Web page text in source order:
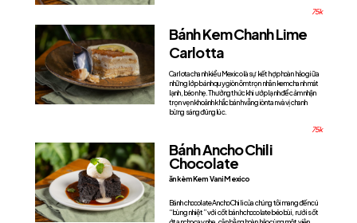
75k
Bánh Kem Chanh Lime
Carlotta
Carlota chanh kiểu Mexico là sự kết hợp hoàn hảo giữa
những lớp bánh quy giòn ôm trọn nhân kem chanh mát
lạnh, béo nhẹ. Thưởng thức khi ướp lạnh để cảm nhận
trọn vẹn khoảnh khắc bánh vẫn giòn tan và vị chanh
bừng sáng đúng lúc.
75k
Bánh Ancho Chili
Chocolate
ăn kèm Kem Vani Mexico
Bánh chocolate Ancho Chili của chúng tôi mang đến cú
“bùng nhiệt” với cốt bánh chocolate béo bùi, rưới sốt